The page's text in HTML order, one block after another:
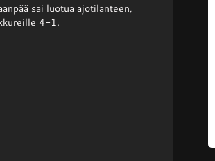
sai luotua ajotilanteen,
4-1.